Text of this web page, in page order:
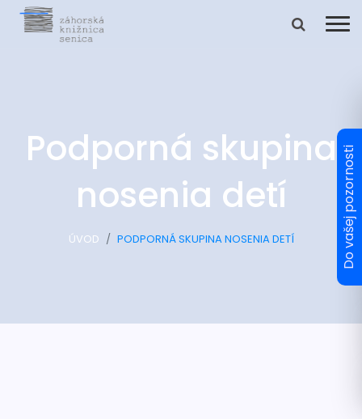
Podporná skupina
nosenia detí
ÚVOD PODPORNÁ SKUPINA NOSENIA DETÍ